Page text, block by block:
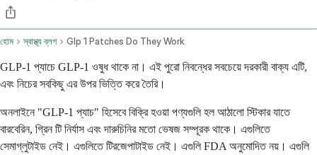
হোম স্বাস্থ্য ব্লগ Glp 1 Patches Do They Work
GLP-1 প্যাচে GLP-1 ওষুধ থাকে না। এই পুরো নিবন্ধের সবচেয়ে দরকারী বাক্য এটি,
এবং নিচের সবকিছু এর উপর ভিত্তি করে তৈরি।
অনলাইনে "GLP-1 প্যাচ" হিসেবে বিক্রি হওয়া পণ্যগুলি হল আঠালো স্টিকার যাতে
বারবেরিন, গ্রিন টি নির্যাস এবং দারুচিনির মতো ভেষজ সম্পূরক থাকে। এগুলিতে
সেমাগ্লুটাইড নেই। এগুলিতে টিরজেপাটাইড নেই। এগুলি FDA অনুমোদিত নয়। এগুলি